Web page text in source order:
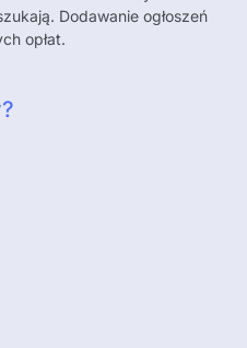
Dodawanie ogłoszeń
opłat.